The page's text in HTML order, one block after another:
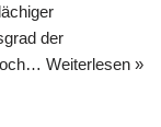
der
Weiterlesen »